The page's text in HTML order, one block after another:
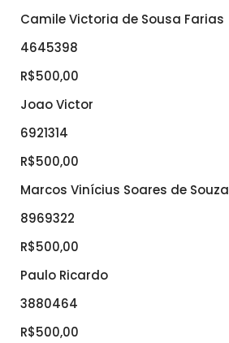
Camile Victoria de Sousa Farias
4645398
R$500,00
Joao Victor
6921314
R$500,00
Marcos Vinícius Soares de Souza
8969322
R$500,00
Paulo Ricardo
3880464
R$500,00